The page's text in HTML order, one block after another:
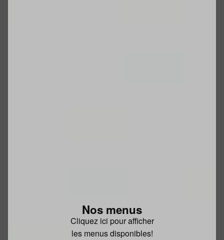
Nos menus
Cliquez ici pour afficher
les menus disponibles!